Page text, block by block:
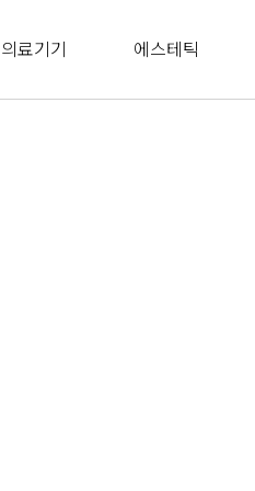
의료기기 에스테틱